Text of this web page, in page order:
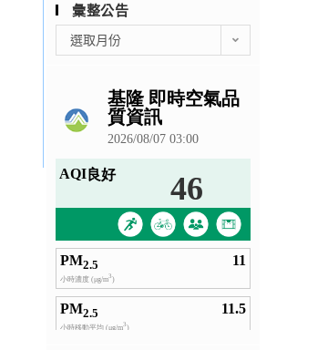
彙整公告
整
選取月份